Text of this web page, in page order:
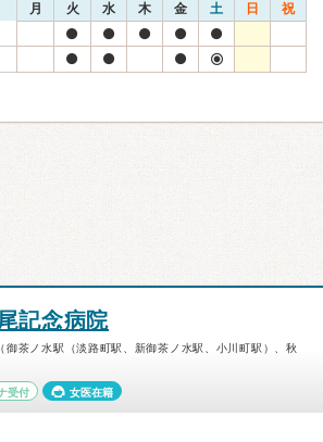
月 火 水 木 金 土 日 祝
記念病院
御茶ノ水駅（淡路町駅、新御茶ノ水駅、小川町駅）、秋
受付 女医在籍